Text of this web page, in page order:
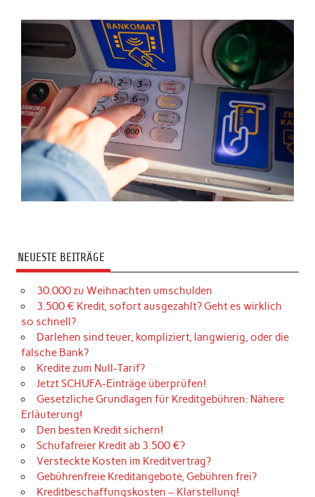
NEUESTE BEITRÄGE
30.000 zu Weihnachten umschulden
3.500 € Kredit, sofort ausgezahlt? Geht es wirklich
so schnell?
Darlehen sind teuer, kompliziert, langwierig, oder die
falsche Bank?
Kredite zum Null-Tarif?
Jetzt SCHUFA-Einträge überprüfen!
Gesetzliche Grundlagen für Kreditgebühren: Nähere
Erläuterung!
Den besten Kredit sichern!
Schufafreier Kredit ab 3.500 €?
Versteckte Kosten im Kreditvertrag?
Gebührenfreie Kreditangebote, Gebühren frei?
Kreditbeschaffungskosten – Klarstellung!